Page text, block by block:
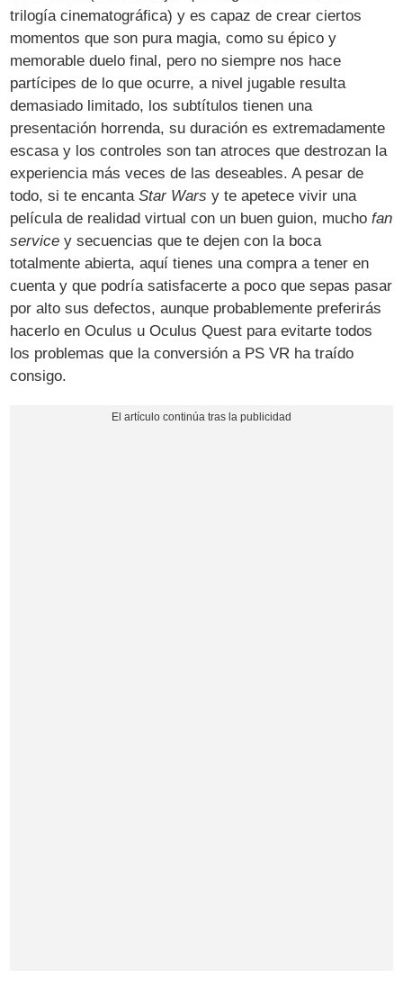
trilogía cinematográfica) y es capaz de crear ciertos
momentos que son pura magia, como su épico y
memorable duelo final, pero no siempre nos hace
partícipes de lo que ocurre, a nivel jugable resulta
demasiado limitado, los subtítulos tienen una
presentación horrenda, su duración es extremadamente
escasa y los controles son tan atroces que destrozan la
experiencia más veces de las deseables. A pesar de
todo, si te encantaStar Wars y te apetece vivir una
película de realidad virtual con un buen guion, muchofan
service y secuencias que te dejen con la boca
totalmente abierta, aquí tienes una compra a tener en
cuenta y que podría satisfacerte a poco que sepas pasar
por alto sus defectos, aunque probablemente preferirás
hacerlo en Oculus u Oculus Quest para evitarte todos
los problemas que la conversión a PS VR ha traído
consigo.